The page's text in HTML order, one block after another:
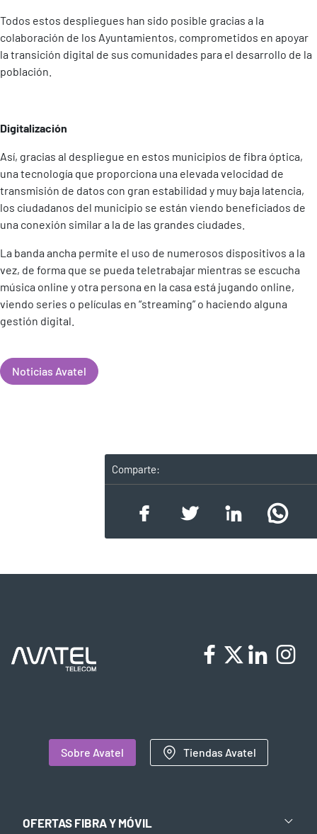
Todos estos despliegues han sido posible gracias a la
colaboración de los Ayuntamientos, comprometidos en apoyar
la transición digital de sus comunidades para el desarrollo de la
población.
Digitalización
Así, gracias al despliegue en estos municipios de fibra óptica,
una tecnología que proporciona una elevada velocidad de
transmisión de datos con gran estabilidad y muy baja latencia,
los ciudadanos del municipio se están viendo beneficiados de
una conexión similar a la de las grandes ciudades.
La banda ancha permite el uso de numerosos dispositivos a la
vez, de forma que se pueda teletrabajar mientras se escucha
música online y otra persona en la casa está jugando online,
viendo series o películas en “streaming” o haciendo alguna
gestión digital.
Noticias Avatel
Comparte:
Sobre Avatel Tiendas Avatel
OFERTAS FIBRA Y MÓVIL